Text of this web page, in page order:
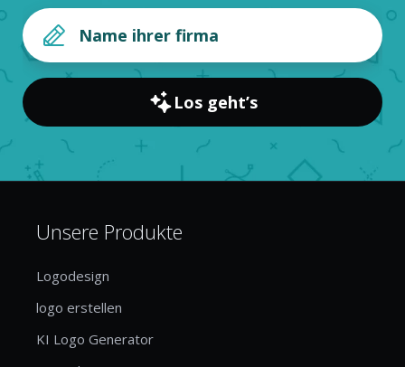
Los geht’s
Unsere Produkte
Logodesign
logo erstellen
KI Logo Generator